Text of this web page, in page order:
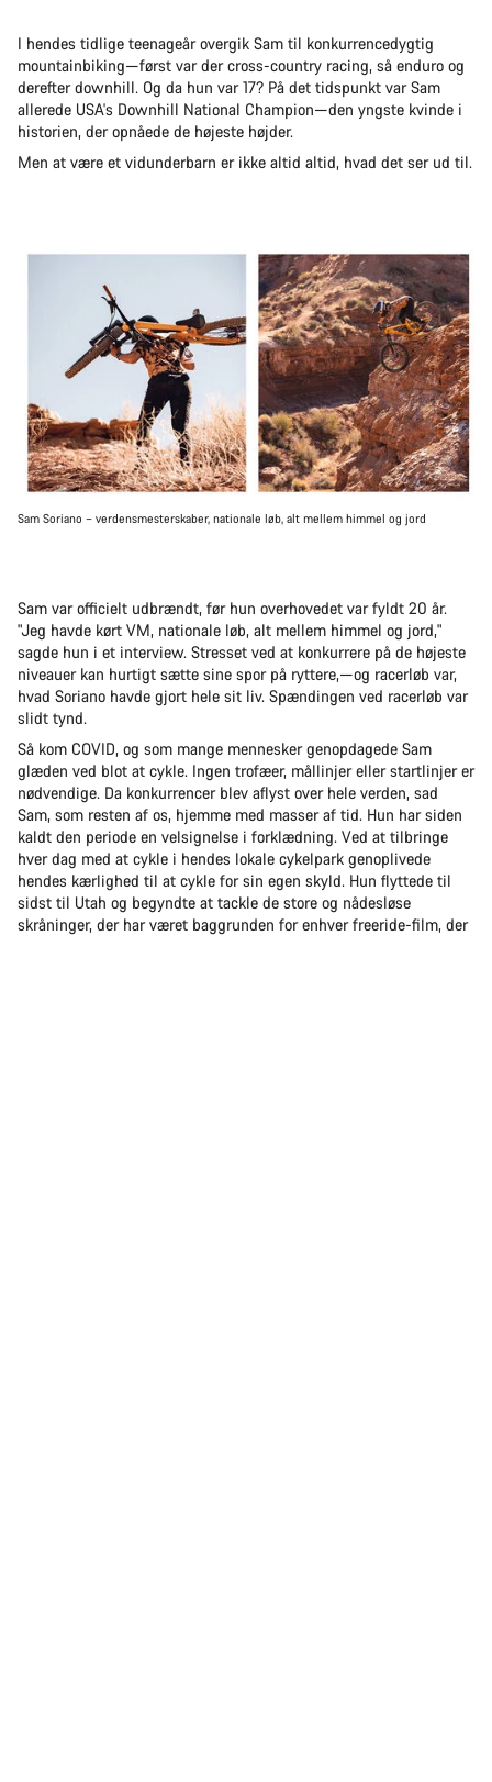
I hendes tidlige teenageår overgik Sam til konkurrencedygtig
mountainbiking—først var der cross-country racing, så enduro og
derefter downhill. Og da hun var 17? På det tidspunkt var Sam
allerede USA's Downhill National Champion—den yngste kvinde i
historien, der opnåede de højeste højder.
Men at være et vidunderbarn er ikke altid altid, hvad det ser ud til.
Sam Soriano – verdensmesterskaber, nationale løb, alt mellem himmel og jord
Sam var officielt udbrændt, før hun overhovedet var fyldt 20 år.
"Jeg havde kørt VM, nationale løb, alt mellem himmel og jord,"
sagde hun i et interview. Stresset ved at konkurrere på de højeste
niveauer kan hurtigt sætte sine spor på ryttere,—og racerløb var,
hvad Soriano havde gjort hele sit liv. Spændingen ved racerløb var
slidt tynd.
Så kom COVID, og som mange mennesker genopdagede Sam
glæden ved blot at cykle. Ingen trofæer, mållinjer eller startlinjer er
nødvendige. Da konkurrencer blev aflyst over hele verden, sad
Sam, som resten af os, hjemme med masser af tid. Hun har siden
kaldt den periode en velsignelse i forklædning. Ved at tilbringe
hver dag med at cykle i hendes lokale cykelpark genoplivede
hendes kærlighed til at cykle for sin egen skyld. Hun flyttede til
sidst til Utah og begyndte at tackle de store og nådesløse
skråninger, der har været baggrunden for enhver freeride-film, der